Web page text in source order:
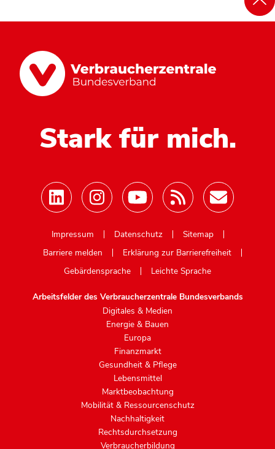
Stark für mich.
Impressum
Datenschutz
Sitemap
Barriere melden
Erklärung zur Barrierefreiheit
Gebärdensprache
Leichte Sprache
Arbeitsfelder des Verbraucherzentrale Bundesverbands
Digitales & Medien
Energie & Bauen
Europa
Finanzmarkt
Gesundheit & Pflege
Lebensmittel
Marktbeobachtung
Mobilität & Ressourcenschutz
Nachhaltigkeit
Rechtsdurchsetzung
Verbraucherbildung